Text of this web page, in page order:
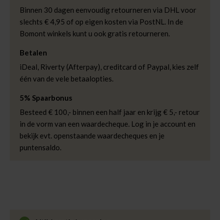
lengte rok of jurk
Maxi-lengte
Pasvorm
Maxi Jurk
Kleur
Sky Blue
Kwaliteit
Binnen 30 dagen eenvoudig retourneren via DHL voor
slechts € 4,95 of op eigen kosten via PostNL. In de
Bomont winkels kunt u ook gratis retourneren.
Betalen
iDeal, Riverty (Afterpay), creditcard of Paypal, kies zelf
één van de vele betaalopties.
5% Spaarbonus
Besteed € 100,- binnen een half jaar en krijg € 5,- retour
in de vorm van een waardecheque. Log in je account en
bekijk evt. openstaande waardecheques en je
puntensaldo.